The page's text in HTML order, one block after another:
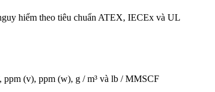
hiểm theo tiêu chuẩn ATEX, IECEx và UL
ppm (v), ppm (w), g / m³ và lb / MMSCF